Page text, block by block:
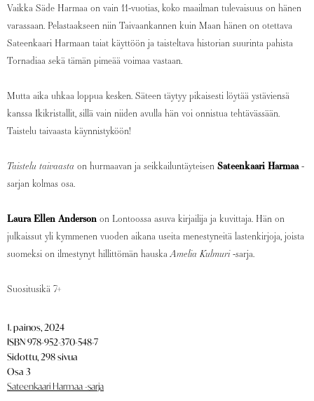
Vaikka Säde Harmaa on vain 11-vuotias, koko maailman tulevaisuus on hänen
varassaan. Pelastaakseen niin Taivaankannen kuin Maan hänen on otettava
Sateenkaari Harmaan taiat käyttöön ja taisteltava historian suurinta pahista
Tornadiaa sekä tämän pimeää voimaa vastaan.
Mutta aika uhkaa loppua kesken. Säteen täytyy pikaisesti löytää ystäviensä
kanssa Ikikristallit, sillä vain niiden avulla hän voi onnistua tehtävässään.
Taistelu taivaasta käynnistyköön!
Taistelu taivaasta on hurmaavan ja seikkailuntäyteisen Sateenkaari Harmaa-
sarjan kolmas osa.
Laura Ellen Anderson on Lontoossa asuva kirjailija ja kuvittaja. Hän on
julkaissut yli kymmenen vuoden aikana useita menestyneitä lastenkirjoja, joista
suomeksi on ilmestynyt hillittömän hauskaAmelia Kulmuri-sarja.
Suositusikä 7+
1. painos, 2024
ISBN 978-952-370-548-7
Sidottu, 298 sivua
Osa 3
Sateenkaari Harmaa -sarja